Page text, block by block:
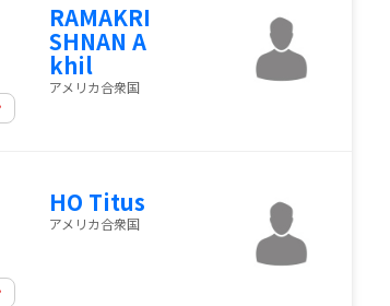
RAMAKRI
SHNAN A
khil
アメリカ合衆国
HO Titus
アメリカ合衆国